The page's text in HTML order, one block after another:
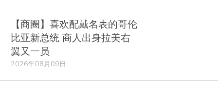
【商圈】喜欢配戴名表的哥伦
比亚新总统 商人出身拉美右
翼又一员
2026年08月09日